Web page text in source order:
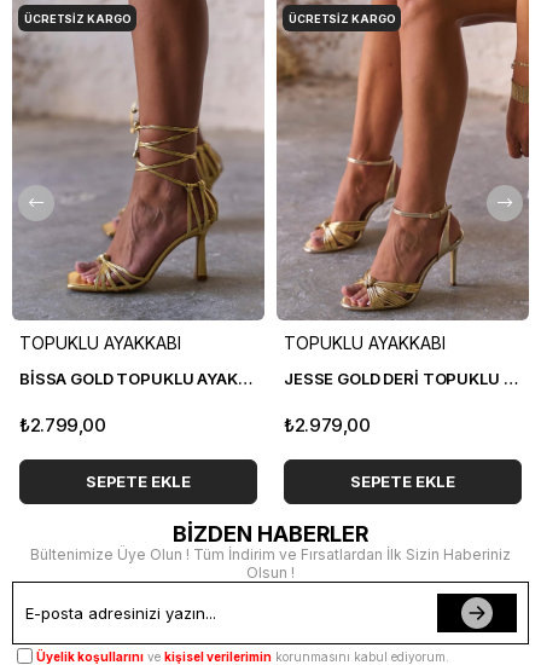
TOPUKLU AYAKKABI
BİSSA GOLD TOPUKLU AYAKKABI
₺2.799,00
SEPETE EKLE
ÜCRETSIZ KARGO
TOPUKLU AYAKKABI
JESSE GOLD DERİ TOPUKLU AYAKKABI
₺2.979,00
SEPETE EKLE
ÜCRETSIZ KARGO
BİZDEN HABERLER
Bültenimize Üye Olun ! Tüm İndirim ve Fırsatlardan İlk Sizin Haberiniz
Olsun !
Üyelik koşullarını ve kişisel verilerimin korunmasını kabul ediyorum.